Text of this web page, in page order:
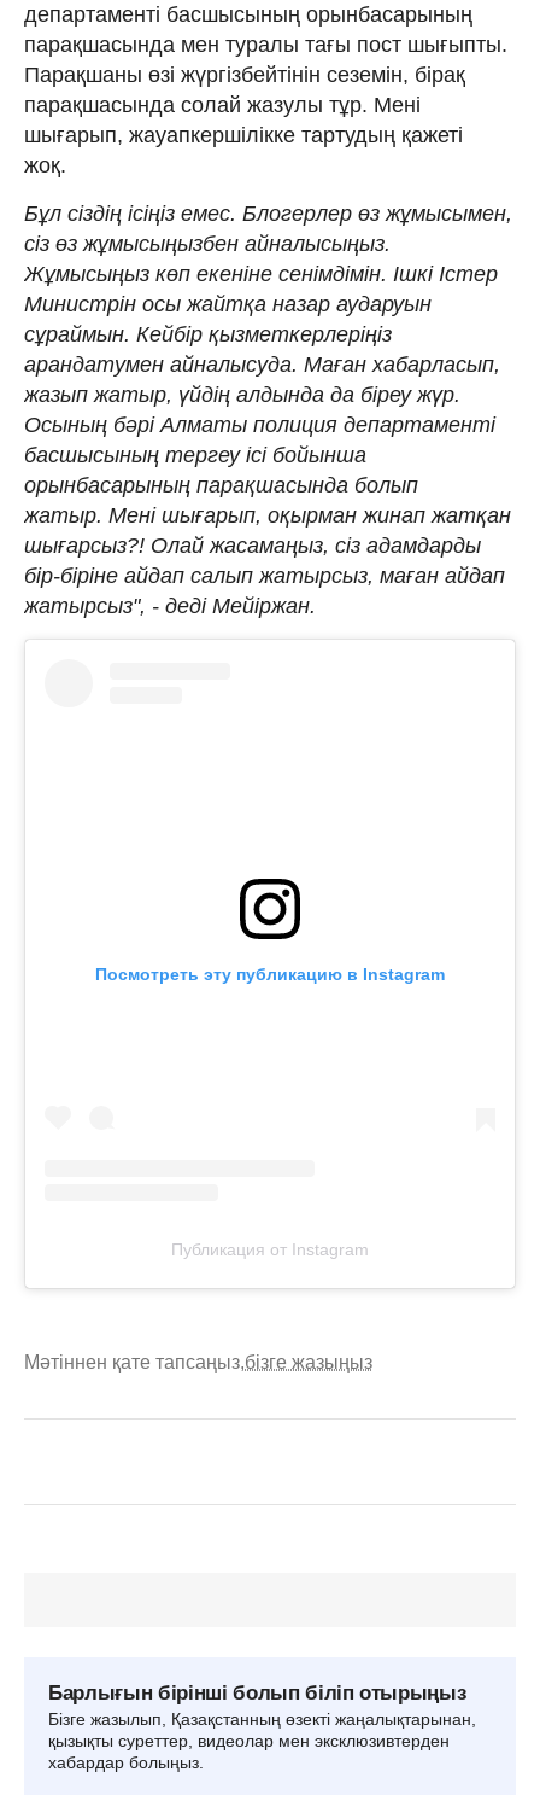
департаменті басшысының орынбасарының
парақшасында мен туралы тағы пост шығыпты.
Парақшаны өзі жүргізбейтінін сеземін, бірақ
парақшасында солай жазулы тұр. Мені
шығарып, жауапкершілікке тартудың қажеті
жоқ.
Бұл сіздің ісіңіз емес. Блогерлер өз жұмысымен,
сіз өз жұмысыңызбен айналысыңыз.
Жұмысыңыз көп екеніне сенімдімін. Ішкі Істер
Министрін осы жайтқа назар аударуын
сұраймын. Кейбір қызметкерлеріңіз
арандатумен айналысуда. Маған хабарласып,
жазып жатыр, үйдің алдында да біреу жүр.
Осының бәрі Алматы полиция департаменті
басшысының тергеу ісі бойынша
орынбасарының парақшасында болып
жатыр. Мені шығарып, оқырман жинап жатқан
шығарсыз?! Олай жасамаңыз, сіз адамдарды
бір-біріне айдап салып жатырсыз, маған айдап
жатырсыз", - деді Мейіржан.
Посмотреть эту публикацию в Instagram
Публикация от Instagram
Мәтіннен қате тапсаңыз,бізге жазыңыз
Барлығын бірінші болып біліп отырыңыз
Бізге жазылып, Қазақстанның өзекті жаңалықтарынан,
қызықты суреттер, видеолар мен эксклюзивтерден
хабардар болыңыз.